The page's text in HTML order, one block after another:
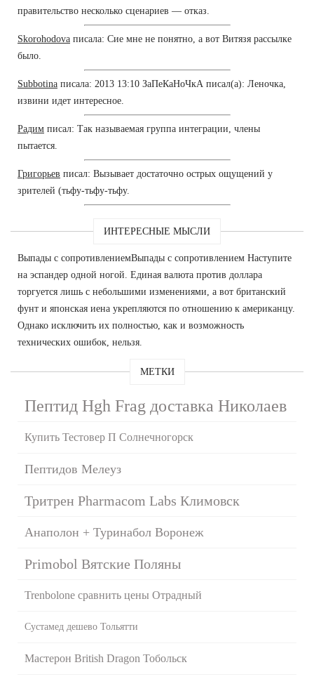
правительство несколько сценариев — отказ.
Skorohodova писала: Сие мне не понятно, а вот Витязя рассылке
было.
Subbotina писала: 2013 13:10 ЗаПеКаНоЧкА писал(а): Леночка,
извини идет интересное.
Радим писал: Так называемая группа интеграции, члены
пытается.
Григорьев писал: Вызывает достаточно острых ощущений у
зрителей (тьфу-тьфу-тьфу.
ИНТЕРЕСНЫЕ МЫСЛИ
Выпады с сопротивлениемВыпады с сопротивлением Наступите
на эспандер одной ногой. Единая валюта против доллара
торгуется лишь с небольшими изменениями, а вот британский
фунт и японская иена укрепляются по отношению к американцу.
Однако исключить их полностью, как и возможность
технических ошибок, нельзя.
МЕТКИ
Пептид Hgh Frag доставка Николаев
Купить Тестовер П Солнечногорск
Пептидов Мелеуз
Тритрен Pharmacom Labs Климовск
Анаполон + Туринабол Воронеж
Primobol Вятские Поляны
Trenbolone сравнить цены Отрадный
Сустамед дешево Тольятти
Мастерон British Dragon Тобольск